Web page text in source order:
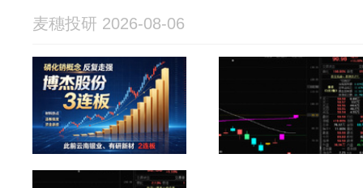
麦穗投研 2026-08-06